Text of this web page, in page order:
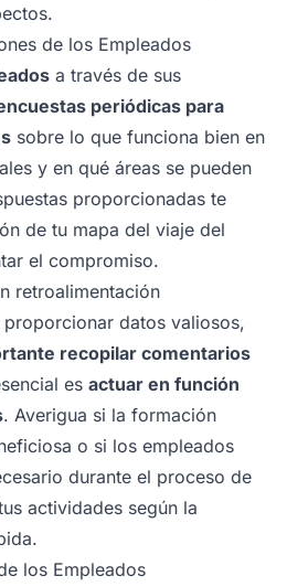
de los Empleados
a través de sus
periódicas para
sobre lo que funciona bien en
y en qué áreas se pueden
proporcionadas te
de tu mapa del viaje del
el compromiso.
retroalimentación
proporcionar datos valiosos,
recopilar comentarios
es actuar en función
. Averigua si la formación
o si los empleados
durante el proceso de
actividades según la
los Empleados